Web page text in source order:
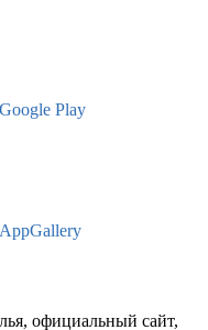
Play
официальный сайт,